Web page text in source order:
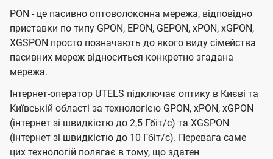
PON - це пасивно оптоволоконна мережа, відповідно
приставки по типу GPON, EPON, GEPON, xPON, xGPON,
XGSPON просто позначають до якого виду сімейства
пасивних мереж відноситься конкретно згадана
мережа.
Інтернет-оператор UTELS підключає оптику в Києві та
Київській області за технологією GPON, xPON, xGPON
(інтернет зі швидкістю до 2,5 Гбіт/с) та XGSPON
(інтернет зі швидкістю до 10 Гбіт/с). Перевага саме
цих технологій полягає в тому, що здатен